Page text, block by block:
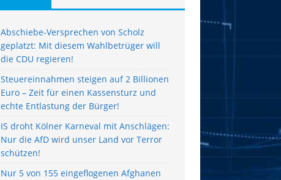
Abschiebe-Versprechen von Scholz
geplatzt: Mit diesem Wahlbetrüger will
die CDU regieren!
Steuereinnahmen steigen auf 2 Billionen
Euro – Zeit für einen Kassensturz und
echte Entlastung der Bürger!
IS droht Kölner Karneval mit Anschlägen:
Nur die AfD wird unser Land vor Terror
schützen!
Nur 5 von 155 eingeflogenen Afghanen